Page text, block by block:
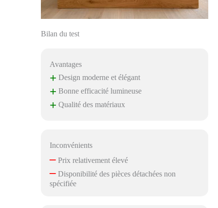
Bilan du test
Avantages
+ Design moderne et élégant
+ Bonne efficacité lumineuse
+ Qualité des matériaux
Inconvénients
–Prix relativement élevé
–Disponibilité des pièces détachées non
spécifiée